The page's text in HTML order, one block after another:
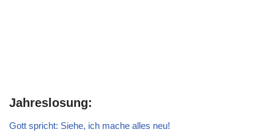
Jahreslosung:
Gott spricht: Siehe, ich mache alles neu!